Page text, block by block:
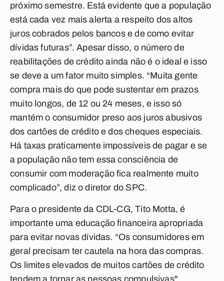
próximo semestre. Está evidente que a população
está cada vez mais alerta a respeito dos altos
juros cobrados pelos bancos e de como evitar
dívidas futuras”. Apesar disso, o número de
reabilitações de crédito ainda não é o ideal e isso
se deve a um fator muito simples. “Muita gente
compra mais do que pode sustentar em prazos
muito longos, de 12 ou 24 meses, e isso só
mantém o consumidor preso aos juros abusivos
dos cartões de crédito e dos cheques especiais.
Há taxas praticamente impossíveis de pagar e se
a população não tem essa consciência de
consumir com moderação fica realmente muito
complicado”, diz o diretor do SPC.
Para o presidente da CDL-CG, Tito Motta, é
importante uma educação financeira apropriada
para evitar novas dívidas. “Os consumidores em
geral precisam ter cautela na hora das compras.
Os limites elevados de muitos cartões de crédito
tendem a tornar as pessoas compulsivas".